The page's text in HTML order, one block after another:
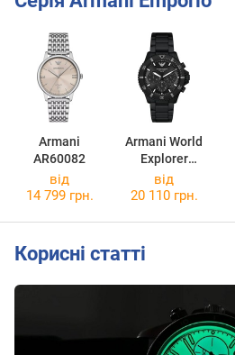
Armani
AR60082
Armani World
Explorer
AR11784
від
14 799 грн.
від
20 110 грн.
Корисні статті